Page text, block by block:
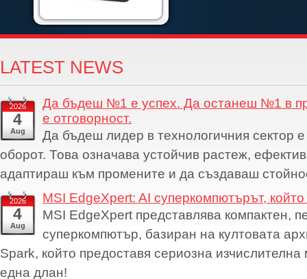
LATEST NEWS
2026
4
Aug
Да бъдеш №1 е успех. Да останеш №1 в
е отговорност.
Да бъдеш лидер в технологичния сектор
оборот. Това означава устойчив растеж,
адаптираш към промените и да създаваш
2026
4
Aug
MSI EdgeXpert: AI суперкомпютърът,
MSI EdgeXpert представлява компактен,
суперкомпютър, базиран на култовата
Spark, който предоставя сериозна
една длан!